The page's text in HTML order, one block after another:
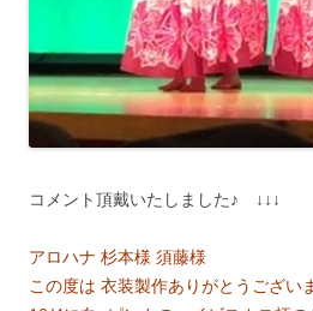
コメント頂戴いたしました♪ ↓↓↓
アロハナ 杉本様 須藤様
この度は 衣装製作ありがとうござい